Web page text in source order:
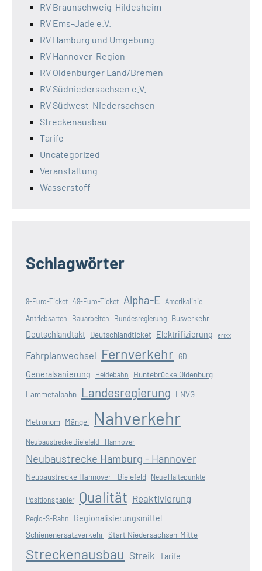
RV Braunschweig-Hildesheim
RV Ems-Jade e.V.
RV Hamburg und Umgebung
RV Hannover-Region
RV Oldenburger Land/Bremen
RV Südniedersachsen e.V.
RV Südwest-Niedersachsen
Streckenausbau
Tarife
Uncategorized
Veranstaltung
Wasserstoff
Schlagwörter
9-Euro-Ticket 49-Euro-Ticket Alpha-E Amerikalinie
Antriebsarten Bauarbeiten Bundesregierung Busverkehr
Deutschlandtakt Deutschlandticket Elektrifizierung erixx
Fahrplanwechsel Fernverkehr GDL
Generalsanierung Heidebahn Huntebrücke Oldenburg
Lammetalbahn Landesregierung LNVG
Metronom Mängel Nahverkehr
Neubaustrecke Bielefeld - Hannover
Neubaustrecke Hamburg - Hannover
Neubaustrecke Hannover - Bielefeld Neue Haltepunkte
Positionspapier Qualität Reaktivierung
Regio-S-Bahn Regionalisierungsmittel
Schienenersatzverkehr Start Niedersachsen-Mitte
Streckenausbau Streik Tarife